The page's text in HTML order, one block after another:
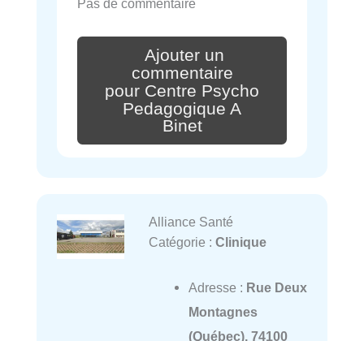
Pas de commentaire
Ajouter un
commentaire
pour Centre Psycho
Pedagogique A
Binet
Alliance Santé
Catégorie : Clinique
Adresse : Rue Deux
Montagnes
(Québec), 74100